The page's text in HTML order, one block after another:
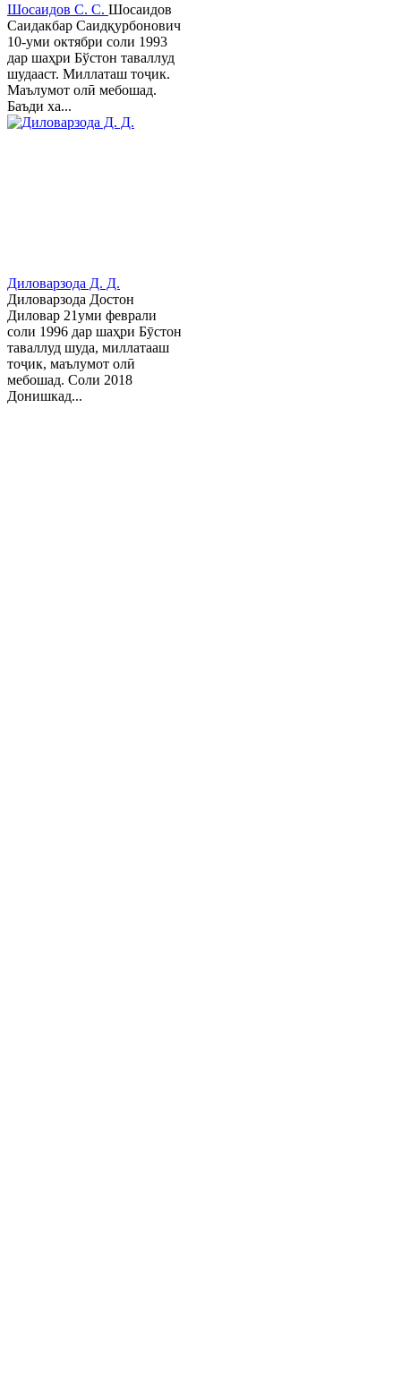
Шосаидов С. С. Шосаидов
Саидакбар Саидқурбонович
10-уми октябри соли 1993
дар шаҳри Бўстон таваллуд
шудааст. Миллаташ тоҷик.
Маълумот олӣ мебошад.
Баъди ха...
Диловарзода Д. Д.
Диловарзода Достон
Диловар 21уми феврали
соли 1996 дар шаҳри Бӯстон
таваллуд шуда, миллатааш
тоҷик, маълумот олӣ
мебошад. Соли 2018
Донишкад...